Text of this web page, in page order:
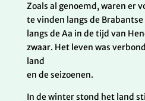
Zoals al genoemd, waren er
te vinden langs de
langs de Aa in de tijd van
zwaar. Het leven was
land
en de seizoenen.
In de winter stond het land